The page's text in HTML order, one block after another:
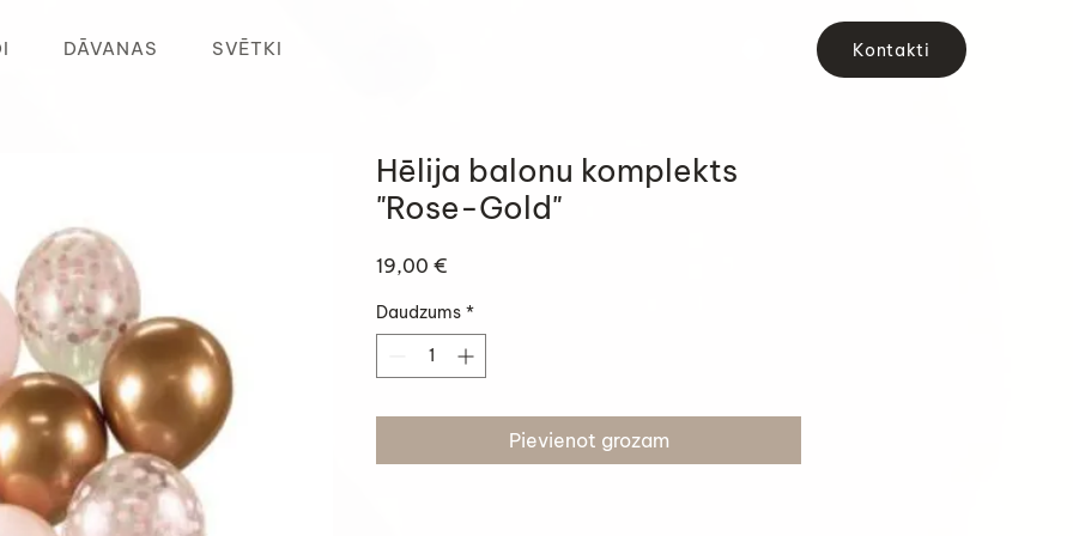
DĀVANAS SVĒTKI Kontakti
Hēlija balonu komplekts
"Rose-Gold"
19,00 €
Daudzums *
Pievienot grozam